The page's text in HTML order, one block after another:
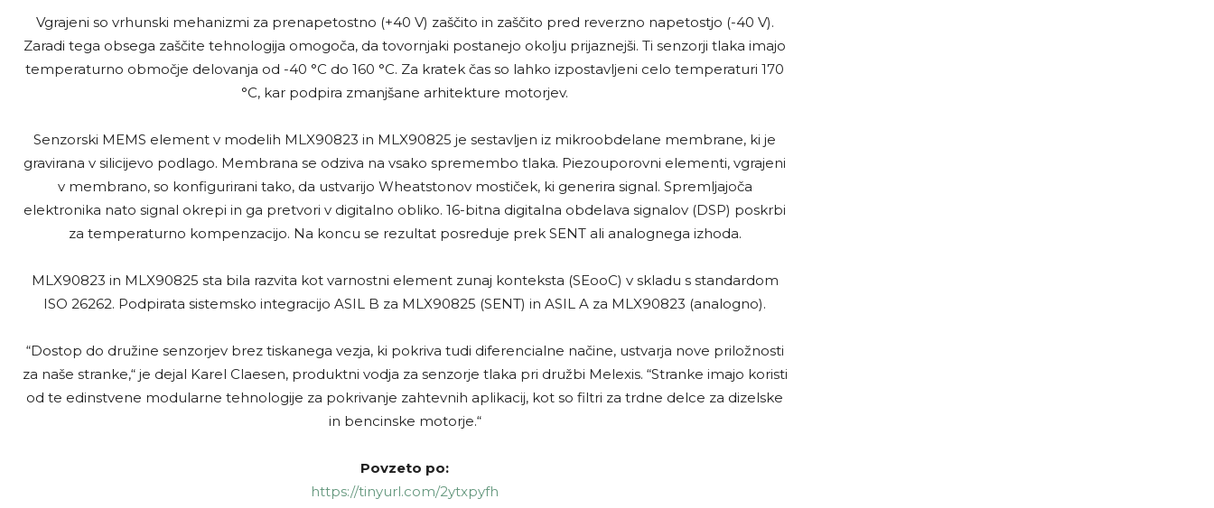
Vgrajeni so vrhunski mehanizmi za prenapetostno (+40 V) zaščito in zaščito pred reverzno napetostjo (-40 V).
Zaradi tega obsega zaščite tehnologija omogoča, da tovornjaki postanejo okolju prijaznejši. Ti senzorji tlaka imajo
temperaturno območje delovanja od -40 °C do 160 °C. Za kratek čas so lahko izpostavljeni celo temperaturi 170
°C, kar podpira zmanjšane arhitekture motorjev.
Senzorski MEMS element v modelih MLX90823 in MLX90825 je sestavljen iz mikroobdelane membrane, ki je
gravirana v silicijevo podlago. Membrana se odziva na vsako spremembo tlaka. Piezouporovni elementi, vgrajeni
v membrano, so konfigurirani tako, da ustvarijo Wheatstonov mostiček, ki generira signal. Spremljajoča
elektronika nato signal okrepi in ga pretvori v digitalno obliko. 16-bitna digitalna obdelava signalov (DSP) poskrbi
za temperaturno kompenzacijo. Na koncu se rezultat posreduje prek SENT ali analognega izhoda.
MLX90823 in MLX90825 sta bila razvita kot varnostni element zunaj konteksta (SEooC) v skladu s standardom
ISO 26262. Podpirata sistemsko integracijo ASIL B za MLX90825 (SENT) in ASIL A za MLX90823 (analogno).
“Dostop do družine senzorjev brez tiskanega vezja, ki pokriva tudi diferencialne načine, ustvarja nove priložnosti
za naše stranke,“ je dejal Karel Claesen, produktni vodja za senzorje tlaka pri družbi Melexis. “Stranke imajo koristi
od te edinstvene modularne tehnologije za pokrivanje zahtevnih aplikacij, kot so filtri za trdne delce za dizelske
in bencinske motorje.“
Povzeto po:
https://tinyurl.com/2ytxpyfh